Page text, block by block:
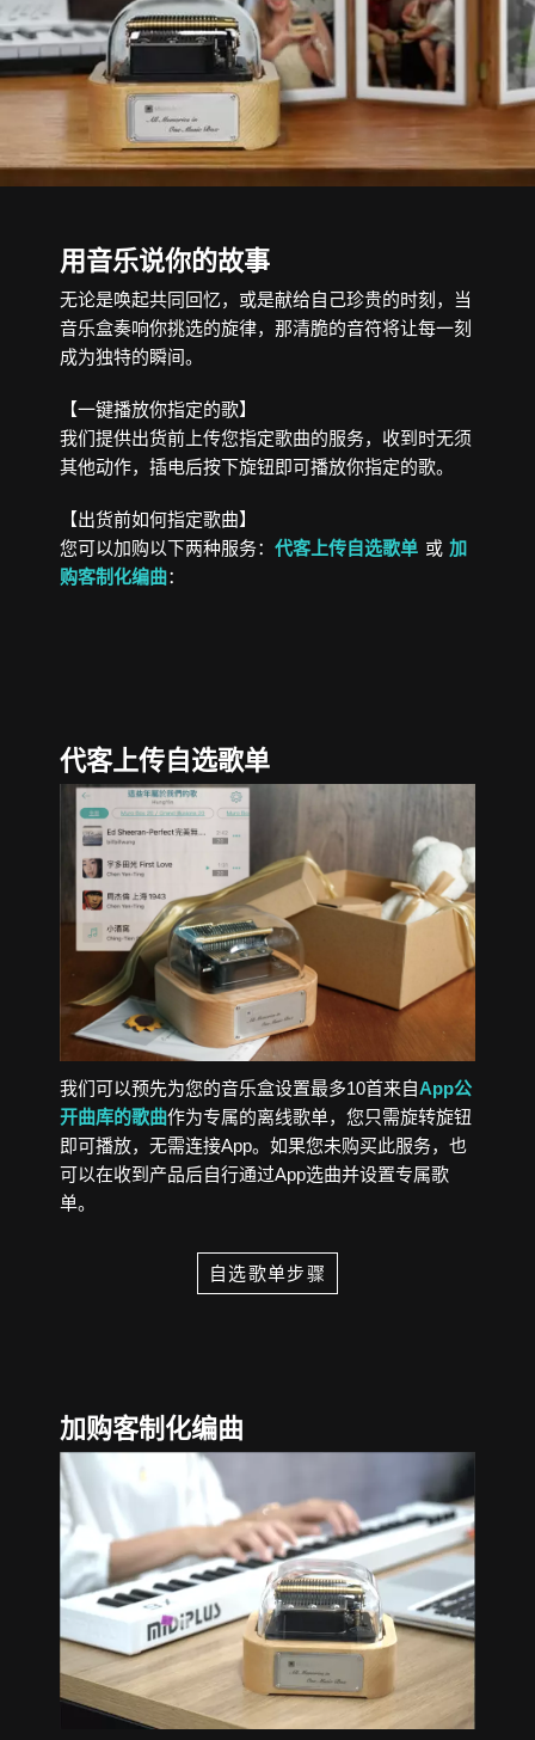
用音乐说你的故事
无论是唤起共同回忆，或是献给自己珍贵的时刻，当
音乐盒奏响你挑选的旋律，那清脆的音符将让每一刻
成为独特的瞬间。
【一键播放你指定的歌】
我们提供出货前上传您指定歌曲的服务，收到时无须
其他动作，插电后按下旋钮即可播放你指定的歌。
【出货前如何指定歌曲】
您可以加购以下两种服务： 代客上传自选歌单 或 加
购客制化编曲：
代客上传自选歌单
我们可以预先为您的音乐盒设置最多10首来自App公
开曲库的歌曲作为专属的离线歌单，您只需旋转旋钮
即可播放，无需连接App。如果您未购买此服务，也
可以在收到产品后自行通过App选曲并设置专属歌
单。
自选歌单步骤
加购客制化编曲